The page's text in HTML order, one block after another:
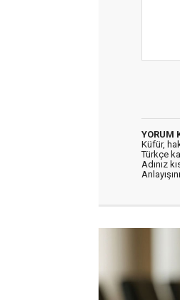
YORUM
Küfür,
Türkçe
Adınız